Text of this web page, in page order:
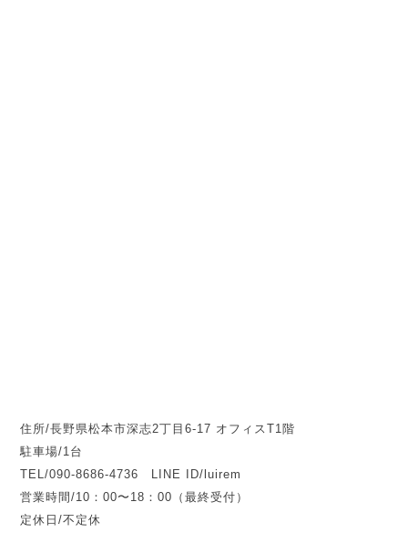
住所/長野県松本市深志2丁目6-17 オフィスT1階
駐車場/1台
TEL/090-8686-4736 LINE ID/luirem
営業時間/10：00〜18：00（最終受付）
定休日/不定休